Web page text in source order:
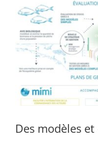
Des modèles